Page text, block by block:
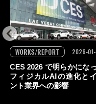
CES 2026 で明らかにな
フィジカルAIの進化と
ント業界への影響
WORKS/REPORT 2026-